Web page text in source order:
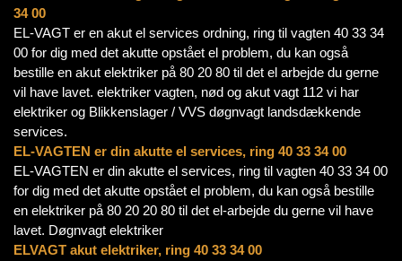
34 00
EL-VAGT er en akut el services ordning, ring til vagten 40 33 34
00 for dig med det akutte opstået el problem, du kan også
bestille en akut elektriker på 80 20 80 til det el arbejde du gerne
vil have lavet. elektriker vagten, nød og akut vagt 112 vi har
elektriker og Blikkenslager / VVS døgnvagt landsdækkende
services.
EL-VAGTEN er din akutte el services, ring 40 33 34 00
EL-VAGTEN er din akutte el services, ring til vagten 40 33 34 00
for dig med det akutte opstået el problem, du kan også bestille
en elektriker på 80 20 20 80 til det el-arbejde du gerne vil have
lavet. Døgnvagt elektriker
ELVAGT akut elektriker, ring 40 33 34 00